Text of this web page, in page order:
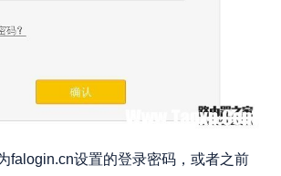
falogin.cn设置的登录密码，或者之前